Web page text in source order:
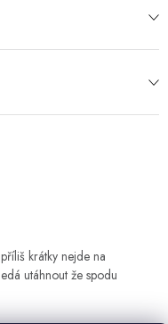
krátky nejde na
utáhnout že spodu